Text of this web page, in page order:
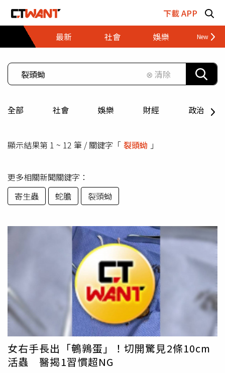
下載 APP
最新
社會 娛樂 財經
⊗ 清除
全部 社會 娛樂 財經 政治
顯示結果第 1 ~ 12 筆 / 關鍵字「 裂頭蚴 」
更多相關新聞關鍵字：
寄生蟲
蛇膽 裂頭蚴
女右手長出「鵪鶉蛋」！切開驚見2條10cm
活蟲 醫揭1習慣超NG